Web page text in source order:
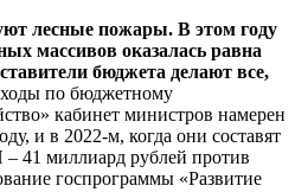
лесные пожары. В этом году
массивов оказалась равна
бюджета делают все,
по бюджетному
кабинет министров намерен
и в 2022-м, когда они составят
41 миллиард рублей против
госпрограммы «Развитие